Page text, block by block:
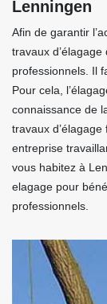
Lenningen
Afin de garantir
travaux
professionnels. Il
Pour cela,
connaissance de
travaux
entreprise
vous habitez à
elagage pour
professionnels.